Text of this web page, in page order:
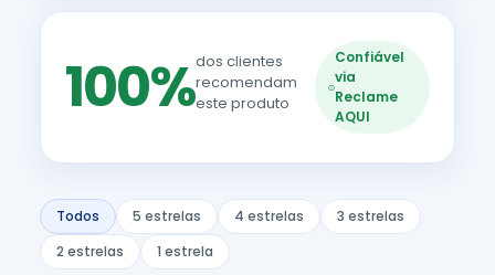
100%dos clientes
recomendam
este produto
Confiável
via
Reclame
AQUI
Todos 5 estrelas 4 estrelas
3 estrelas
2 estrelas
1 estrela